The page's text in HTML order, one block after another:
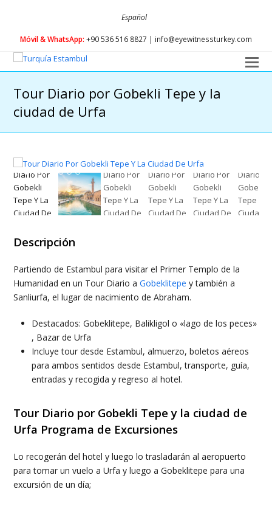
Español
Móvil & WhatsApp: +90 536 516 8827 | info@eyewitnessturkey.com
Tour Diario por Gobekli Tepe y la
ciudad de Urfa
Descripción
Partiendo de Estambul para visitar el Primer Templo de la
Humanidad en un Tour Diario aGobeklitepe y también a
Sanliurfa, el lugar de nacimiento de Abraham.
Destacados: Gobeklitepe, Balikligol o «lago de los peces»
, Bazar de Urfa
Incluye tour desde Estambul, almuerzo, boletos aéreos
para ambos sentidos desde Estambul, transporte, guía,
entradas y recogida y regreso al hotel.
Tour Diario por Gobekli Tepe y la ciudad de
Urfa Programa de Excursiones
Lo recogerán del hotel y luego lo trasladarán al aeropuerto
para tomar un vuelo a Urfa y luego a Gobeklitepe para una
excursión de un día;